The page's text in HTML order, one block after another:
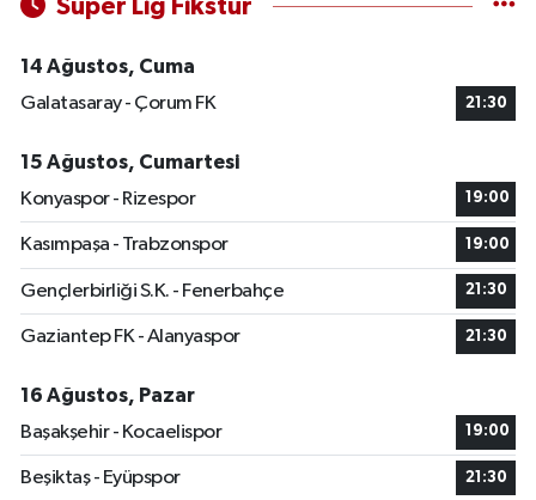
Süper Lig Fikstür
14 Ağustos, Cuma
Galatasaray - Çorum FK
21:30
15 Ağustos, Cumartesi
Konyaspor - Rizespor
19:00
Kasımpaşa - Trabzonspor 19:00
Gençlerbirliği S.K. - Fenerbahçe 21:30
Gaziantep FK - Alanyaspor 21:30
16 Ağustos, Pazar
Başakşehir - Kocaelispor
19:00
Beşiktaş - Eyüpspor 21:30